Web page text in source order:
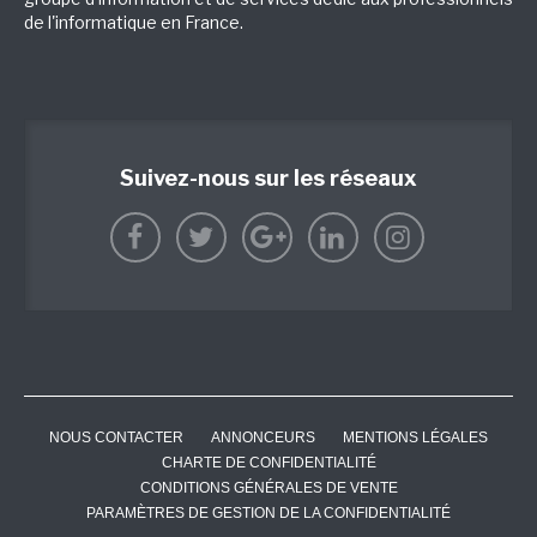
de l'informatique en France.
Suivez-nous sur les réseaux
NOUS CONTACTER ANNONCEURS
MENTIONS LÉGALES
CHARTE DE CONFIDENTIALITÉ
CONDITIONS GÉNÉRALES DE VENTE
PARAMÈTRES DE GESTION DE LA CONFIDENTIALITÉ